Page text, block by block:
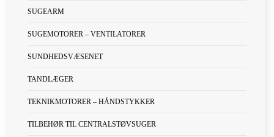
SUGEARM
SUGEMOTORER – VENTILATORER
SUNDHEDSVÆSENET
TANDLÆGER
TEKNIKMOTORER – HÅNDSTYKKER
TILBEHØR TIL CENTRALSTØVSUGER